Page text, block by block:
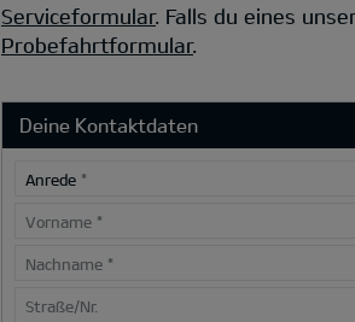
Serviceformular. Falls du eines
Probefahrtformular.
Deine Kontaktdaten
Anrede *
Vorname *
Nachname *
Straße/Nr.